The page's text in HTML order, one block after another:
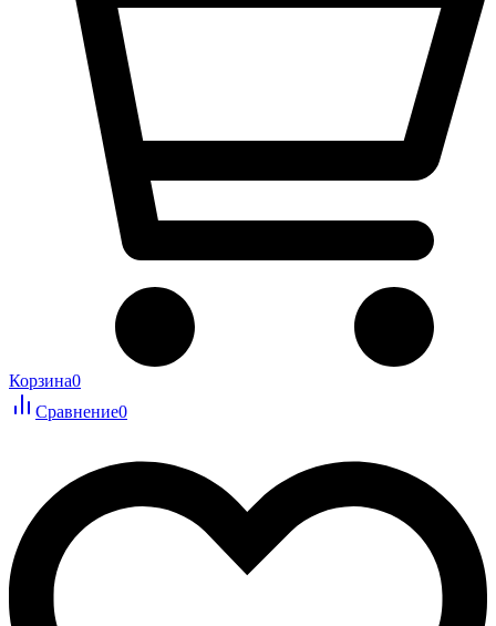
Корзина0
Сравнение0